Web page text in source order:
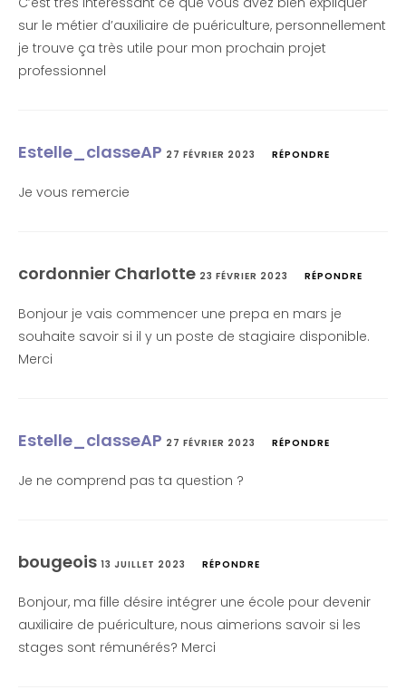
sur le métier d’auxiliaire de puériculture, personnellement
je trouve ça très utile pour mon prochain projet
professionnel
Estelle_classeAP 27 FÉVRIER 2023 RÉPONDRE
Je vous remercie
cordonnier Charlotte 23 FÉVRIER 2023 RÉPONDRE
Bonjour je vais commencer une prepa en mars je
souhaite savoir si il y un poste de stagiaire disponible.
Merci
Estelle_classeAP 27 FÉVRIER 2023 RÉPONDRE
Je ne comprend pas ta question ?
bougeois 13 JUILLET 2023 RÉPONDRE
Bonjour, ma fille désire intégrer une école pour devenir
auxiliaire de puériculture, nous aimerions savoir si les
stages sont rémunérés? Merci